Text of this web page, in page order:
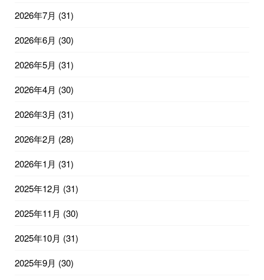
2026年7月 (31)
2026年6月 (30)
2026年5月 (31)
2026年4月 (30)
2026年3月 (31)
2026年2月 (28)
2026年1月 (31)
2025年12月 (31)
2025年11月 (30)
2025年10月 (31)
2025年9月 (30)